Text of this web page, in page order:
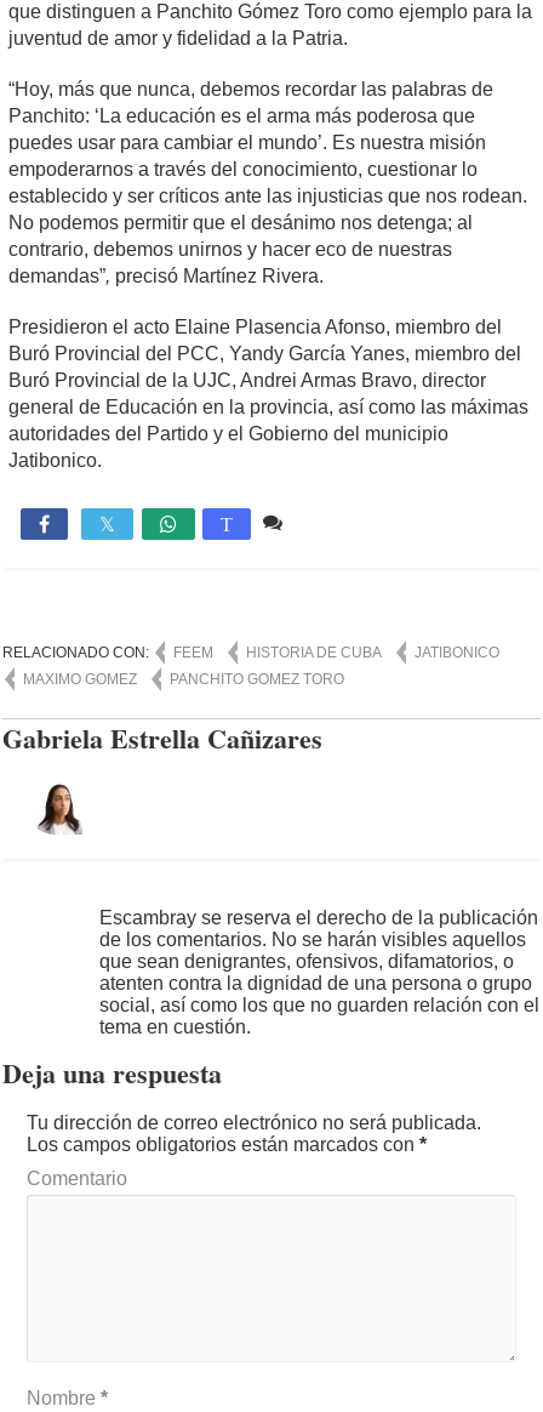
que distinguen a Panchito Gómez Toro como ejemplo para la
juventud de amor y fidelidad a la Patria.
“Hoy, más que nunca, debemos recordar las palabras de
Panchito: ‘La educación es el arma más poderosa que
puedes usar para cambiar el mundo’. Es nuestra misión
empoderarnos a través del conocimiento, cuestionar lo
establecido y ser críticos ante las injusticias que nos rodean.
No podemos permitir que el desánimo nos detenga; al
contrario, debemos unirnos y hacer eco de nuestras
demandas”, precisó Martínez Rivera.
Presidieron el acto Elaine Plasencia Afonso, miembro del
Buró Provincial del PCC, Yandy García Yanes, miembro del
Buró Provincial de la UJC, Andrei Armas Bravo, director
general de Educación en la provincia, así como las máximas
autoridades del Partido y el Gobierno del municipio
Jatibonico.
 T
RELACIONADO CON: FEEM HISTORIA DE CUBA
JATIBONICO
MAXIMO GOMEZ
PANCHITO GOMEZ TORO
Gabriela Estrella Cañizares
Escambray se reserva el derecho de la publicación
de los comentarios. No se harán visibles aquellos
que sean denigrantes, ofensivos, difamatorios, o
atenten contra la dignidad de una persona o grupo
social, así como los que no guarden relación con el
tema en cuestión.
Deja una respuesta
Tu dirección de correo electrónico no será publicada.
Los campos obligatorios están marcados con*
Comentario
Nombre*